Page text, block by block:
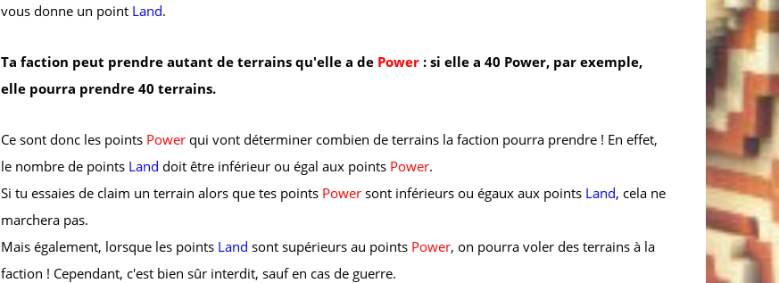
vous donne un point Land.
Ta faction peut prendre autant de terrains qu'elle a de Power : si elle a 40 Power, par exemple,
elle pourra prendre 40 terrains.
Ce sont donc les points Power qui vont déterminer combien de terrains la faction pourra prendre ! En effet,
le nombre de points Land doit être inférieur ou égal aux points Power.
Si tu essaies de claim un terrain alors que tes points Power sont inférieurs ou égaux aux points Land, cela ne
marchera pas.
Mais également, lorsque les points Land sont supérieurs au points Power, on pourra voler des terrains à la
faction ! Cependant, c'est bien sûr interdit, sauf en cas de guerre.